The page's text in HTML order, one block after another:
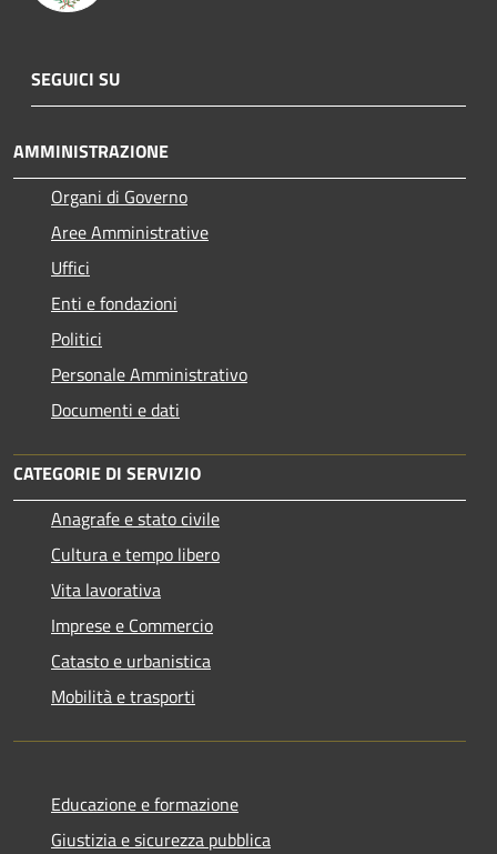
SEGUICI SU
AMMINISTRAZIONE
Organi di Governo
Aree Amministrative
Uffici
Enti e fondazioni
Politici
Personale Amministrativo
Documenti e dati
CATEGORIE DI SERVIZIO
Anagrafe e stato civile
Cultura e tempo libero
Vita lavorativa
Imprese e Commercio
Catasto e urbanistica
Mobilità e trasporti
Educazione e formazione
Giustizia e sicurezza pubblica